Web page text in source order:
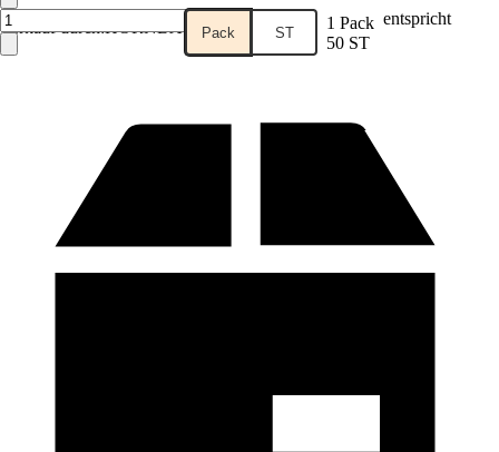
Verkauf durch:HORNBACHPack ST 1 Pack entspricht
50 ST